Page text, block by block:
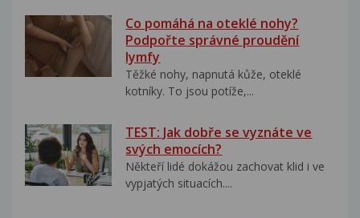
Co pomáhá na oteklé nohy?
Podpořte správné proudění
lymfy
Těžké nohy, napnutá kůže, oteklé
kotníky. To jsou potíže,...
TEST: Jak dobře se vyznáte ve
svých emocích?
Někteří lidé dokážou zachovat klid i ve
vypjatých situacích....